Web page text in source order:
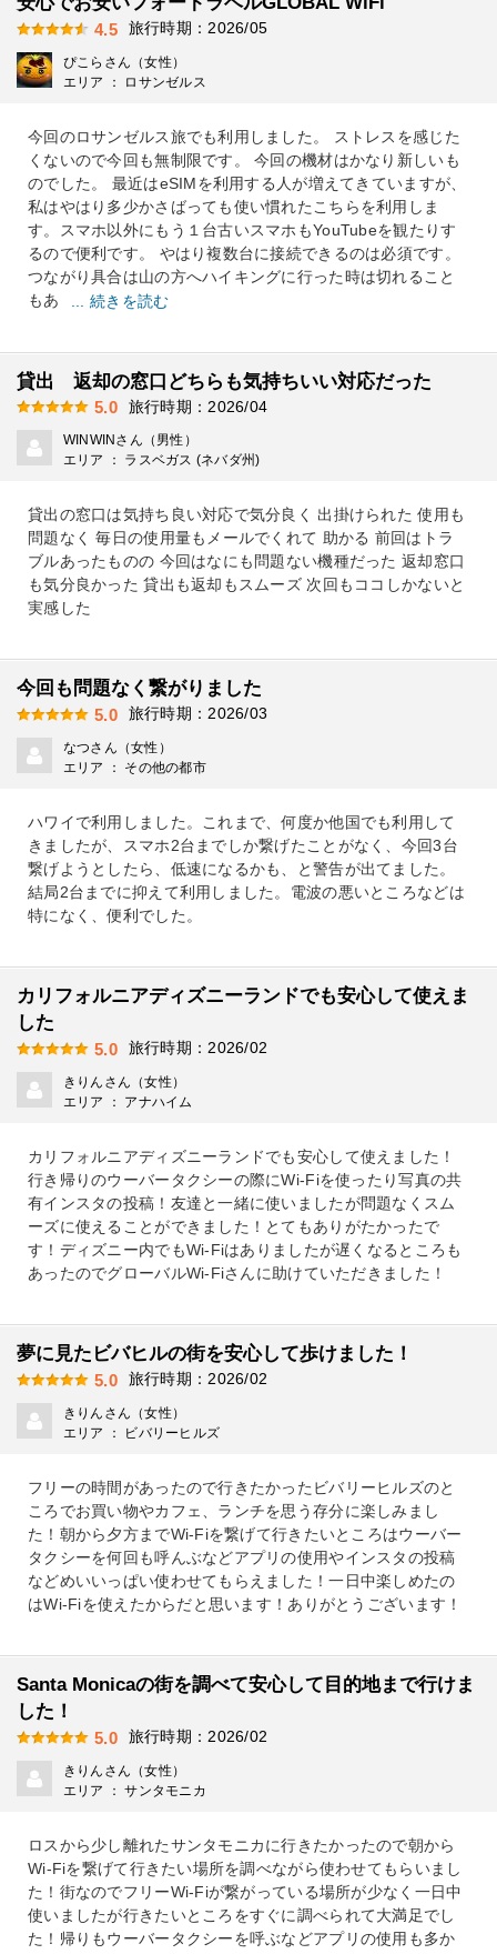
4.5 旅行時期：2026/05
ぴこらさん（女性）
エリア ： ロサンゼルス
今回のロサンゼルス旅でも利用しました。 ストレスを感じた
くないので今回も無制限です。 今回の機材はかなり新しいも
のでした。 最近はeSIMを利用する人が増えてきていますが、
私はやはり多少かさばっても使い慣れたこちらを利用しま
す。スマホ以外にもう１台古いスマホもYouTubeを観たりす
るので便利です。 やはり複数台に接続できるのは必須です。
つながり具合は山の方へハイキングに行った時は切れること
もあ
... 続きを読む
貸出 返却の窓口どちらも気持ちいい対応だった
5.0 旅行時期：2026/04
WINWINさん（男性）
エリア ： ラスベガス (ネバダ州)
貸出の窓口は気持ち良い対応で気分良く 出掛けられた 使用も
問題なく 毎日の使用量もメールでくれて 助かる 前回はトラ
ブルあったものの 今回はなにも問題ない機種だった 返却窓口
も気分良かった 貸出も返却もスムーズ 次回もココしかないと
実感した
今回も問題なく繋がりました
5.0 旅行時期：2026/03
なつさん（女性）
エリア ： その他の都市
ハワイで利用しました。これまで、何度か他国でも利用して
きましたが、スマホ2台までしか繋げたことがなく、今回3台
繋げようとしたら、低速になるかも、と警告が出てました。
結局2台までに抑えて利用しました。電波の悪いところなどは
特になく、便利でした。
カリフォルニアディズニーランドでも安心して使えま
した
5.0 旅行時期：2026/02
きりんさん（女性）
エリア ： アナハイム
カリフォルニアディズニーランドでも安心して使えました！
行き帰りのウーバータクシーの際にWi-Fiを使ったり写真の共
有インスタの投稿！友達と一緒に使いましたが問題なくスム
ーズに使えることができました！とてもありがたかったで
す！ディズニー内でもWi-Fiはありましたが遅くなるところも
あったのでグローバルWi-Fiさんに助けていただきました！
夢に見たビバヒルの街を安心して歩けました！
5.0 旅行時期：2026/02
きりんさん（女性）
エリア ： ビバリーヒルズ
フリーの時間があったので行きたかったビバリーヒルズのと
ころでお買い物やカフェ、ランチを思う存分に楽しみまし
た！朝から夕方までWi-Fiを繋げて行きたいところはウーバー
タクシーを何回も呼んぶなどアプリの使用やインスタの投稿
などめいいっぱい使わせてもらえました！一日中楽しめたの
はWi-Fiを使えたからだと思います！ありがとうございます！
Santa Monicaの街を調べて安心して目的地まで行けま
した！
5.0 旅行時期：2026/02
きりんさん（女性）
エリア ： サンタモニカ
ロスから少し離れたサンタモニカに行きたかったので朝から
Wi-Fiを繋げて行きたい場所を調べながら使わせてもらいまし
た！街なのでフリーWi-Fiが繋がっている場所が少なく一日中
使いましたが行きたいところをすぐに調べられて大満足でし
た！帰りもウーバータクシーを呼ぶなどアプリの使用も多か